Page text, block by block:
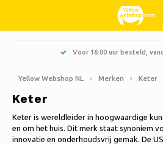
Hoofdmenu / huishouden
Keuken & Koken
Schoonmaken
Hoofdmenu / hobby & vrije tijd
Boeken
Creatief
Hoofdmenu / kerst
Kunstkerstbomen
Kerstkransen & Guirlandes
Hoofdmenu / kleding
Jassen Nordberg Outdoor
Wintersport Nordberg Outdoor
Hoofdmenu / snoepgoed &
Zoet, zuur en drop
Hoofdmenu / tuin
Barbecue
Bloembakken & Bloempotten
Hoofdmenu / wonen
Deurmatten
Decoratie & Woonaccessoires
Hoofdmenu
Voor 16:00 uur besteld, vandaag
Yellow Webshop NL Merken Keter
Keter
Keter is wereldleider in hoogwaardige
en om het huis. Dit merk staat synoniem
innovatie en onderhoudsvrij gemak. De